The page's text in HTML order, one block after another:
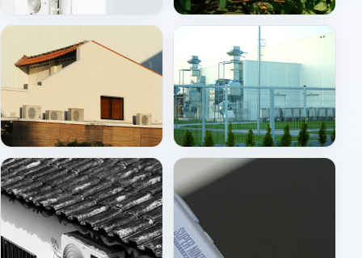
İç ünite (split) Dış ünite montajı
Çatı / merkezi HVAC HVAC santral ve havalandırma